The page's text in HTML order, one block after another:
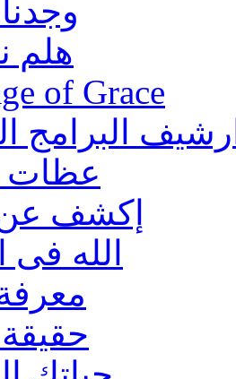
هلم
of Grace
البرامج
عظات
إكشف
الله